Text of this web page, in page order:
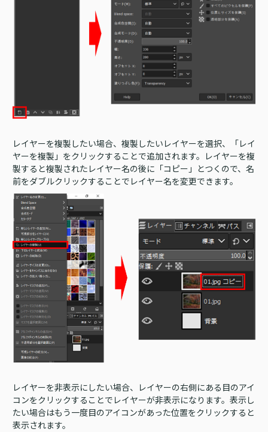
レイヤーを複製したい場合、複製したいレイヤーを選択、「レイ
ヤーを複製」をクリックすることで追加されます。レイヤーを複
製すると複製されたレイヤー名の後に「コピー」とつくので、名
前をダブルクリックすることでレイヤー名を変更できます。
レイヤーを非表示にしたい場合、レイヤーの右側にある目のアイ
コンをクリックすることでレイヤーが非表示になります。表示し
たい場合はもう一度目のアイコンがあった位置をクリックすると
表示されます。